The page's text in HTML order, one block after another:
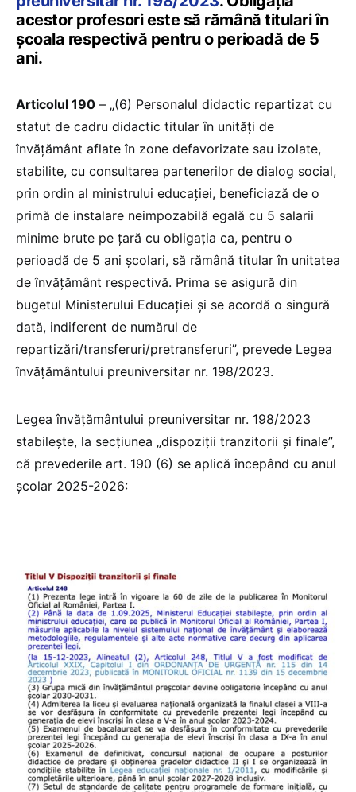
acestor profesori este să rămână titulari în
școala respectivă pentru o perioadă de 5
ani.
Articolul 190 – „(6) Personalul didactic repartizat cu
statut de cadru didactic titular în unități de
învățământ aflate în zone defavorizate sau izolate,
stabilite, cu consultarea partenerilor de dialog social,
prin ordin al ministrului educației, beneficiază de o
primă de instalare neimpozabilă egală cu 5 salarii
minime brute pe țară cu obligația ca, pentru o
perioadă de 5 ani școlari, să rămână titular în unitatea
de învățământ respectivă. Prima se asigură din
bugetul Ministerului Educației și se acordă o singură
dată, indiferent de numărul de
repartizări/transferuri/pretransferuri”, prevede Legea
învățământului preuniversitar nr. 198/2023.
Legea învățământului preuniversitar nr. 198/2023
stabilește, la secțiunea „dispoziții tranzitorii și finale”,
că prevederile art. 190 (6) se aplică începând cu anul
școlar 2025-2026: